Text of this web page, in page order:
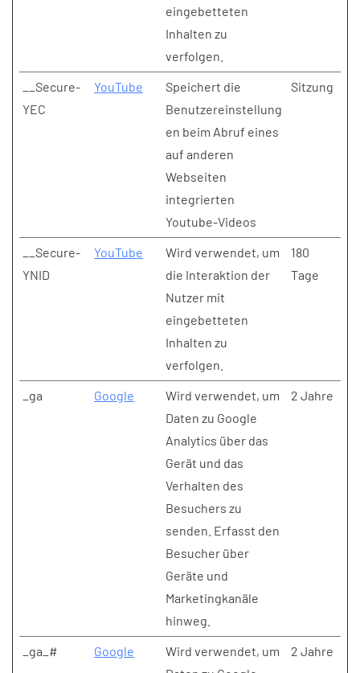
eingebetteten
Inhalten zu
verfolgen.
__Secure-
YEC
YouTube
Speichert die
Benutzereinstellung
en beim Abruf eines
auf anderen
Webseiten
integrierten
Youtube-Videos
Sitzung
__Secure-
YNID
YouTube
Wird verwendet, um
die Interaktion der
Nutzer mit
eingebetteten
Inhalten zu
verfolgen.
180
Tage
_ga Google
Wird verwendet, um
Daten zu Google
Analytics über das
Gerät und das
Verhalten des
Besuchers zu
senden. Erfasst den
Besucher über
Geräte und
Marketingkanäle
hinweg.
2 Jahre
_ga_# Google
Wird verwendet, um
2 Jahre